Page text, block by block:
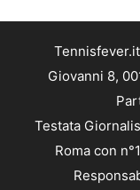
Giovanni 8,
Testata
Roma con